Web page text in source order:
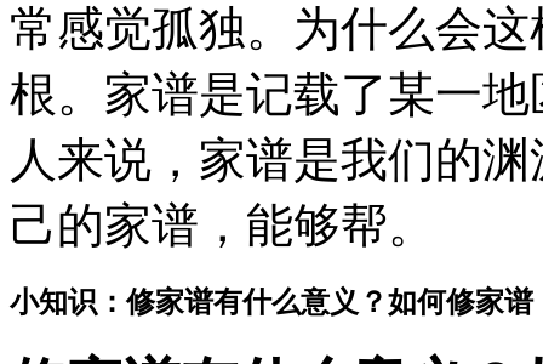
常感觉孤独。为什么会
根。家谱是记载了某一
人来说，家谱是我们的
己的家谱，能够帮。
小知识：修家谱有什么意义？如何修家谱